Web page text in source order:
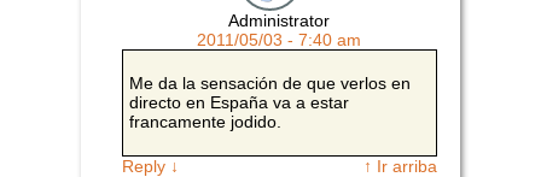
Administrator
2011/05/03 - 7:40 am
Me da la sensación de que verlos en
directo en España va a estar
francamente jodido.
Reply ↓ ↑ Ir arriba